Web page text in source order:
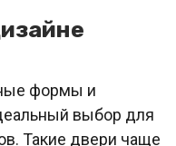
формы и
выбор для
Такие двери чаще